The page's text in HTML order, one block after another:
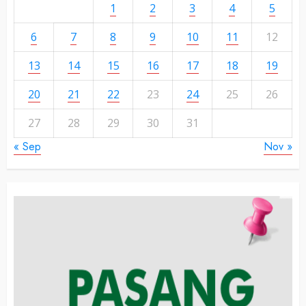
1
2 3 4
5
6
7 8 9 10 11
12
13
14 15 16 17 18
19
20
21 22 23 24 25
26
27
28 29 30 31
« Sep Nov »